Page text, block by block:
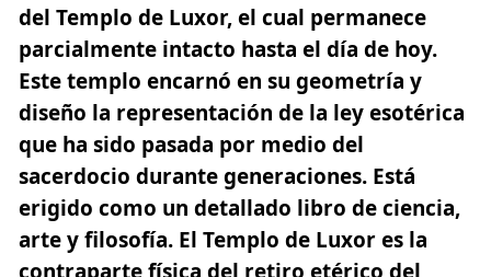
del Templo de Luxor, el cual permanece
parcialmente intacto hasta el día de hoy.
Este templo encarnó en su geometría y
diseño la representación de la ley esotérica
que ha sido pasada por medio del
sacerdocio durante generaciones. Está
erigido como un detallado libro de ciencia,
arte y filosofía. El Templo de Luxor es la